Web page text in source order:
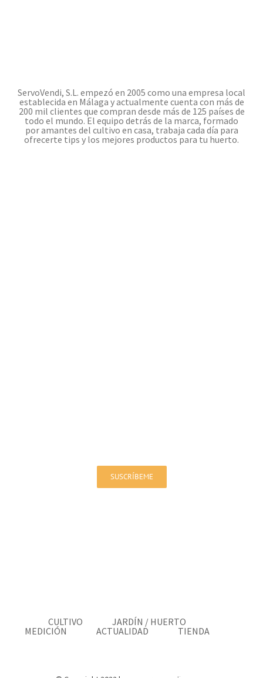
ServoVendi, S.L. empezó en 2005 como una empresa local
establecida en Málaga y actualmente cuenta con más de
200 mil clientes que compran desde más de 125 países de
todo el mundo. El equipo detrás de la marca, formado
por amantes del cultivo en casa, trabaja cada día para
ofrecerte tips y los mejores productos para tu huerto.
SUSCRÍBEME
CULTIVO
JARDÍN / HUERTO
MEDICIÓN
ACTUALIDAD TIENDA